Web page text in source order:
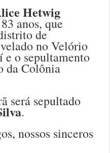
Hetwig
anos, que
de
no Velório
o sepultamento
da Colônia
será sepultado
.
nossos sinceros